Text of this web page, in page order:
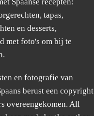
tapas,
en desserts,
met foto's om bij te
en fotografie van
berust een copyright
overeengekomen. All